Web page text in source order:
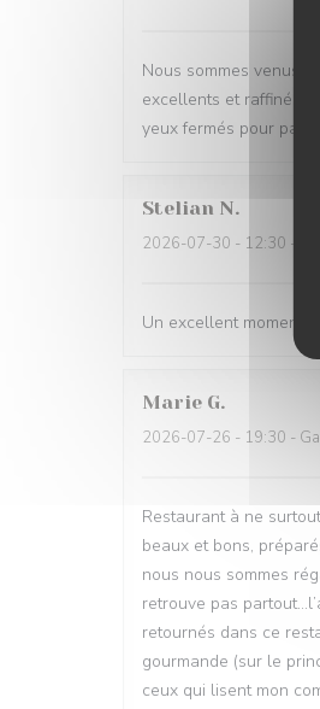
Nous sommes venus
excellents et raffinés
yeux fermés pour
Stelian N
2026-07-30 - 12:30 -
Un excellent moment
Marie G
2026-07-26 - 19:30 -
Restaurant à ne
beaux et bons,
nous nous sommes
retrouve pas
retournés dans ce
gourmande (sur le
ceux qui lisent mon